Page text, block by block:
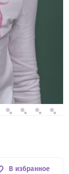
В избранное